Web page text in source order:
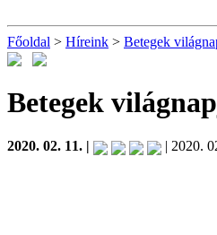
Főoldal > Híreink > Betegek
Betegek
2020. 02. 11. | | 2020.